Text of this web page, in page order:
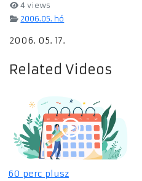
4 views
2006.05. hó
2006. 05. 17.
Related Videos
60 perc plusz